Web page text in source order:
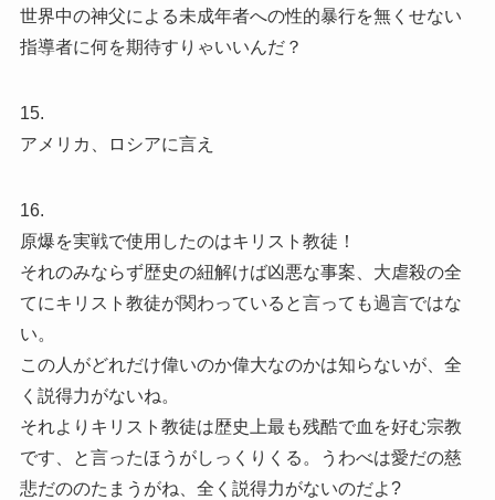
世界中の神父による未成年者への性的暴行を無くせない
指導者に何を期待すりゃいいんだ？
15.
アメリカ、ロシアに言え
16.
原爆を実戦で使用したのはキリスト教徒！
それのみならず歴史の紐解けば凶悪な事案、大虐殺の全
てにキリスト教徒が関わっていると言っても過言ではな
い。
この人がどれだけ偉いのか偉大なのかは知らないが、全
く説得力がないね。
それよりキリスト教徒は歴史上最も残酷で血を好む宗教
です、と言ったほうがしっくりくる。うわべは愛だの慈
悲だののたまうがね、全く説得力がないのだよ?